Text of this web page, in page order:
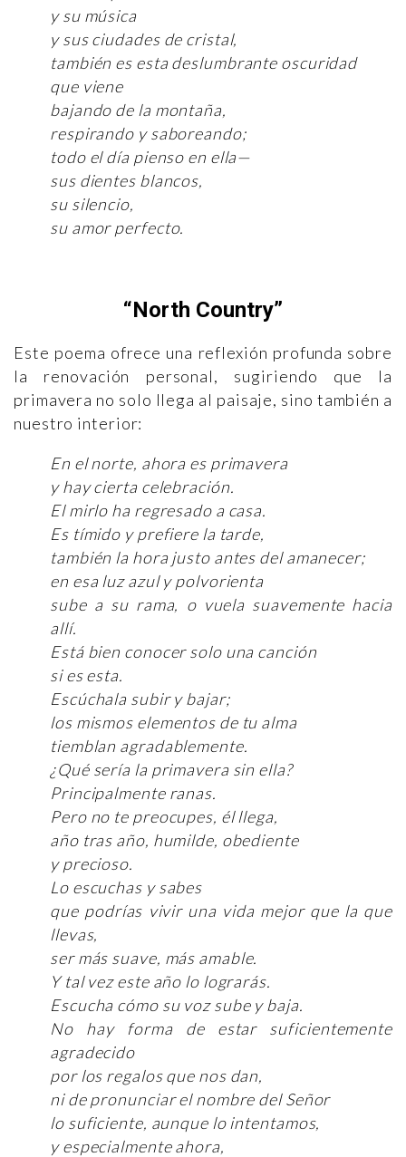
y su música
y sus ciudades de cristal,
también es esta deslumbrante oscuridad
que viene
bajando de la montaña,
respirando y saboreando;
todo el día pienso en ella—
sus dientes blancos,
su silencio,
su amor perfecto.
“North Country”
Este poema ofrece una reflexión profunda sobre
la renovación personal, sugiriendo que la
primavera no solo llega al paisaje, sino también a
nuestro interior:
En el norte, ahora es primavera
y hay cierta celebración.
El mirlo ha regresado a casa.
Es tímido y prefiere la tarde,
también la hora justo antes del amanecer;
en esa luz azul y polvorienta
sube a su rama, o vuela suavemente hacia
allí.
Está bien conocer solo una canción
si es esta.
Escúchala subir y bajar;
los mismos elementos de tu alma
tiemblan agradablemente.
¿Qué sería la primavera sin ella?
Principalmente ranas.
Pero no te preocupes, él llega,
año tras año, humilde, obediente
y precioso.
Lo escuchas y sabes
que podrías vivir una vida mejor que la que
llevas,
ser más suave, más amable.
Y tal vez este año lo lograrás.
Escucha cómo su voz sube y baja.
No hay forma de estar suficientemente
agradecido
por los regalos que nos dan,
ni de pronunciar el nombre del Señor
lo suficiente, aunque lo intentamos,
y especialmente ahora,